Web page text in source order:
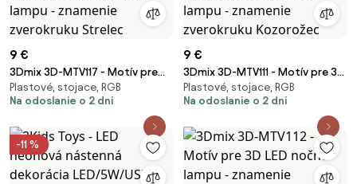
9 €
3Dmix 3D-MTV117 - Motív pre
3D LED nočnú lampu - znamenie
zverokruku Strelec
Plastové, stojace, RGB
Na odoslanie o 2 dni
9 €
3Dmix 3D-MTV111 - Motív pre 3D
LED nočnú lampu - znamenie
zverokruku Kozorožec
Plastové, stojace, RGB
Na odoslanie o 2 dni
-11 %